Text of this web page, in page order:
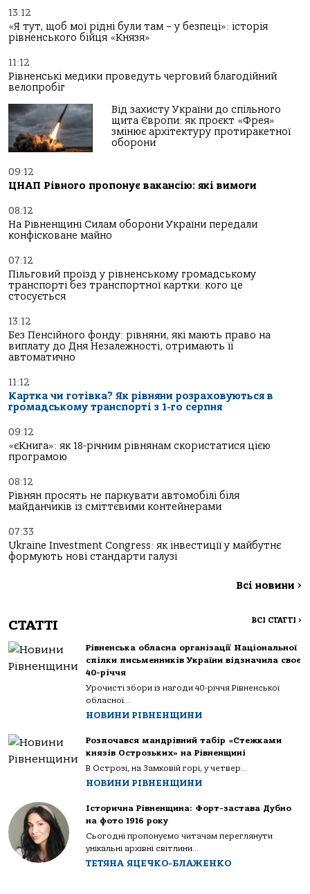
13:12
«Я тут, щоб мої рідні були там – у безпеці»: історія
рівненського бійця «Князя»
11:12
Рівненські медики проведуть черговий благодійний
велопробіг
Від захисту України до спільного
щита Європи: як проєкт «Фрея»
змінює архітектуру протиракетної
оборони
09:12
ЦНАП Рівного пропонує вакансію: які вимоги
08:12
На Рівненщині Силам оборони України передали
конфісковане майно
07:12
Пільговий проїзд у рівненському громадському
транспорті без транспортної картки: кого це
стосується
13:12
Без Пенсійного фонду: рівняни, які мають право на
виплату до Дня Незалежності, отримають її
автоматично
11:12
Картка чи готівка? Як рівняни розраховуються в
громадському транспорті з 1-го серпня
09:12
«єКнига»: як 18-річним рівнянам скористатися цією
програмою
08:12
Рівнян просять не паркувати автомобілі біля
майданчиків із сміттєвими контейнерами
07:33
Ukraine Investment Congress: як інвестиції у майбутнє
формують нові стандарти галузі
Всі новини >
СТАТТІ ВСІ СТАТТІ >
Рівненська обласна організації Національної
спілки письменників України відзначила своє
40-річчя
Урочисті збори із нагоди 40-річчя Рівненської
обласної...
НОВИНИ РІВНЕНЩИНИ
Розпочався мандрівний табір «Стежками
князів Острозьких» на Рівненщині
В Острозі, на Замковій горі, у четвер...
НОВИНИ РІВНЕНЩИНИ
Історична Рівненщина: Форт-застава Дубно
на фото 1916 року
Сьогодні пропонуємо читачам переглянути
унікальні архівні світлини...
ТЕТЯНА ЯЦЕЧКО-БЛАЖЕНКО